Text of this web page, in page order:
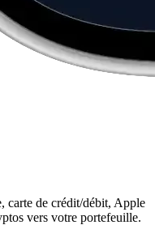
carte de crédit/débit, Apple
vers votre portefeuille.